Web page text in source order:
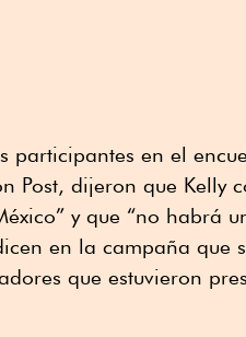
participantes en el
Post, dijeron que Kelly
y que “no habrá
en la campaña que
que estuvieron